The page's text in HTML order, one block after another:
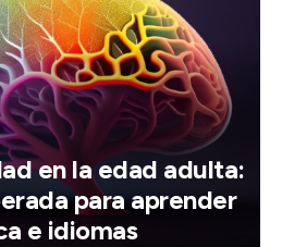
en la edad adulta:
para aprender
e idiomas